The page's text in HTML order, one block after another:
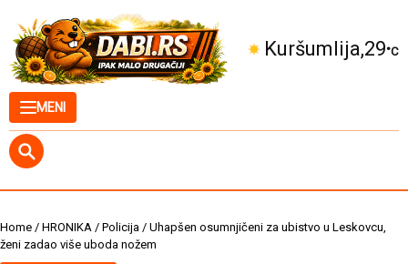
MENI
Kuršumlija 29°C
Home / HRONIKA / Policija / Uhapšen osumnjičeni za ubistvo u Leskovcu,
ženi zadao više uboda nožem